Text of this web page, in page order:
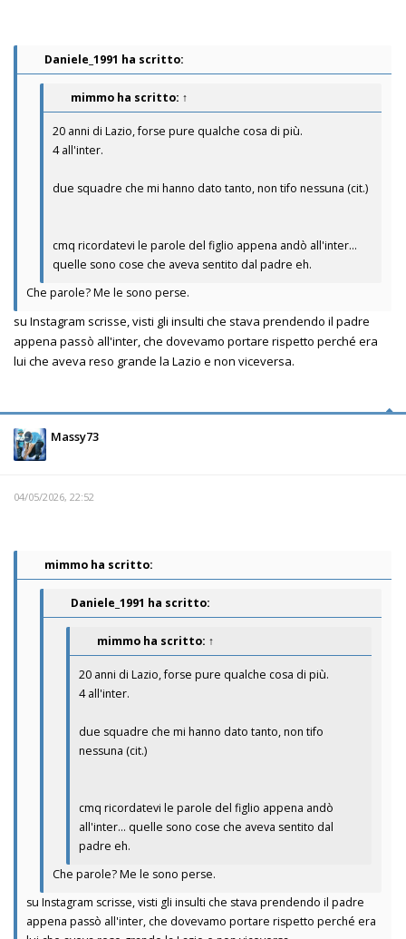
Daniele_1991 ha scritto:
mimmo ha scritto: ↑
20 anni di Lazio, forse pure qualche cosa di più.
4 all'inter.
due squadre che mi hanno dato tanto, non tifo nessuna (cit.)
cmq ricordatevi le parole del figlio appena andò all'inter...
quelle sono cose che aveva sentito dal padre eh.
Che parole? Me le sono perse.
su Instagram scrisse, visti gli insulti che stava prendendo il padre
appena passò all'inter, che dovevamo portare rispetto perché era
lui che aveva reso grande la Lazio e non viceversa.
Massy73
04/05/2026, 22:52
mimmo ha scritto:
Daniele_1991 ha scritto:
mimmo ha scritto: ↑
20 anni di Lazio, forse pure qualche cosa di più.
4 all'inter.
due squadre che mi hanno dato tanto, non tifo
nessuna (cit.)
cmq ricordatevi le parole del figlio appena andò
all'inter... quelle sono cose che aveva sentito dal
padre eh.
Che parole? Me le sono perse.
su Instagram scrisse, visti gli insulti che stava prendendo il padre
appena passò all'inter, che dovevamo portare rispetto perché era